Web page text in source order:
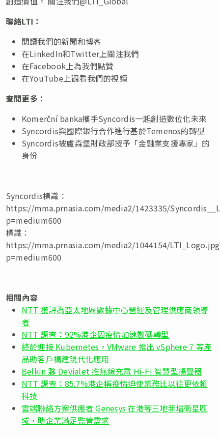
聯絡LTI ：
閱讀我們的新聞和博客
在LinkedIn和Twitter上關注我們
在Facebook上為我們點贊
在YouTube上觀看我們的視頻
查閱更多 ：
Komerční banka攜手Syncordis一起創造數位化未來
Syncordis與國際銀行合作進行基於Temenos的轉型
Syncordis被盧森堡財政部授予「金融業支援專家」的
身份
Syncordis標識：
https://mma.prnasia.com/media2/1423335/
p=medium600
標識：
https://mma.prnasia.com/media2/1044154/
p=medium600
相關內容
NTT 獲評為亞太地區數據中心營運及管理供應商領導
者
NTT 調查：92%港企因疫情加速數碼轉型
終於迎接 Kubernetes，VMware 推出 vSphere 7 等產
品助客戶構建現代化應用
Belkin 夥 Devialet 推無線充電 Hi-Fi 智慧型揚聲器
NTT 調查：85.7%港企稱疫情迫使業務比以往更依賴
科技
雲端聯絡方案供應者 Genesys 在港等三地新增衛星區
域，助企業滿足監管需求